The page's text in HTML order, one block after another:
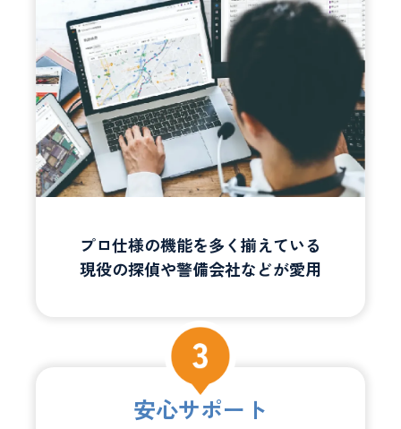
プロ仕様の機能を多く揃えている
現役の探偵や警備会社などが愛用
安心サポート